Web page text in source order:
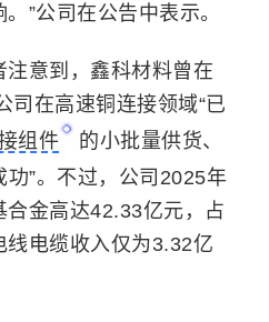
”公司在公告中表示。
注意到，鑫科材料曾在
司在高速铜连接领域“已
组件
的小批量供货、
功”。不过，公司2025年
金高达42.33亿元，占
电缆收入仅为3.32亿